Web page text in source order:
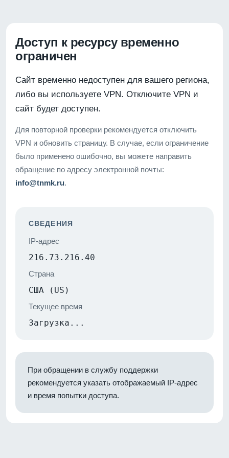
Доступ к ресурсу временно
ограничен
Сайт временно недоступен для вашего региона,
либо вы используете VPN. Отключите VPN и
сайт будет доступен.
Для повторной проверки рекомендуется отключить
VPN и обновить страницу. В случае, если ограничение
было применено ошибочно, вы можете направить
обращение по адресу электронной почты:
info@tnmk.ru.
СВЕДЕНИЯ
IP-адрес
216.73.216.40
Страна
США (US)
Текущее время
Загрузка...
При обращении в службу поддержки
рекомендуется указать отображаемый IP-адрес
и время попытки доступа.